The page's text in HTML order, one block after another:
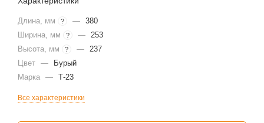
Длина, мм ? — 380
Ширина, мм
? — 253
Высота, мм
? — 237
Цвет —
Бурый
Марка — Т-23
Все характеристики